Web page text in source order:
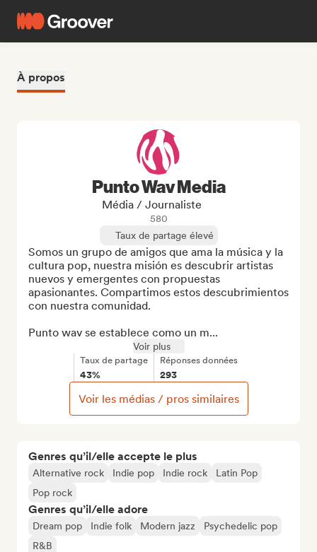
À propos
Genres qu’il/elle accepte le plus
Alternative rock Indie pop Indie rock
Latin Pop
Pop rock
Genres qu’il/elle adore
Dream pop Indie folk Modern jazz
Psychedelic pop
R&B
Punto Wav Media
Média / Journaliste
580
Taux de partage élevé
Somos un grupo de amigos que ama la música y la
cultura pop, nuestra misión es descubrir artistas
nuevos y emergentes con propuestas
apasionantes. Compartimos estos descubrimientos
con nuestra comunidad.
Punto wav se establece como un m...
Voir plus
Taux de partage
43%
Réponses données
293
Voir les médias / pros similaires